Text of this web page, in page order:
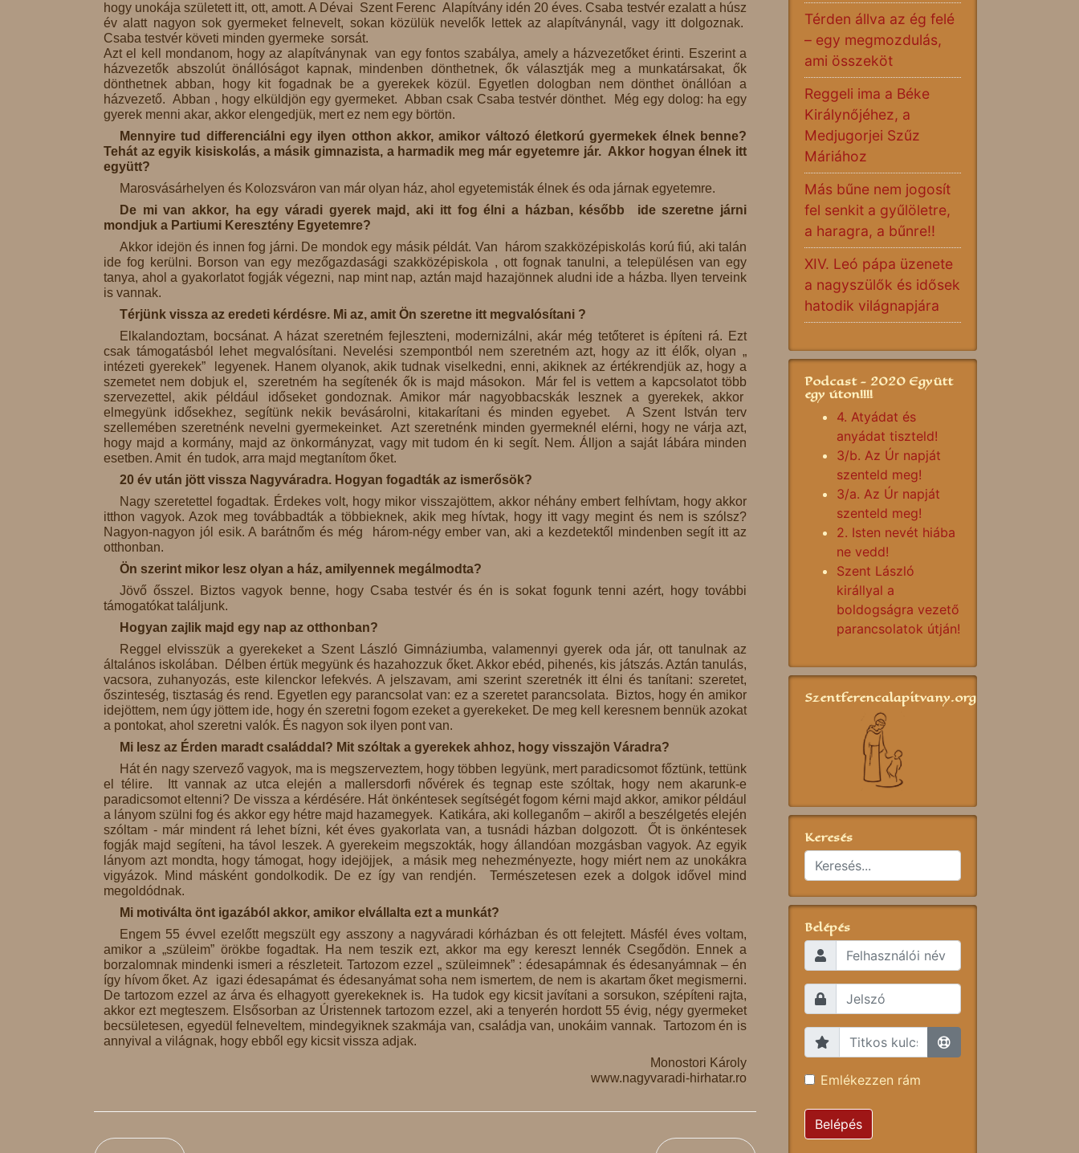
hogy unokája született itt, ott, amott. A Dévai Szent Ferenc Alapítvány idén 20 éves. Csaba testvér ezalatt a húsz
év alatt nagyon sok gyermeket felnevelt, sokan közülük nevelők lettek az alapítványnál, vagy itt dolgoznak.
Csaba testvér követi minden gyermeke sorsát.
Azt el kell mondanom, hogy az alapítványnak van egy fontos szabálya, amely a házvezetőket érinti. Eszerint a
házvezetők abszolút önállóságot kapnak, mindenben dönthetnek, ők választják meg a munkatársakat, ők
dönthetnek abban, hogy kit fogadnak be a gyerekek közül. Egyetlen dologban nem dönthet önállóan a
házvezető. Abban , hogy elküldjön egy gyermeket. Abban csak Csaba testvér dönthet. Még egy dolog: ha egy
gyerek menni akar, akkor elengedjük, mert ez nem egy börtön.
Mennyire tud differenciálni egy ilyen otthon akkor, amikor változó életkorú gyermekek élnek benne?
Tehát az egyik kisiskolás, a másik gimnazista, a harmadik meg már egyetemre jár. Akkor hogyan élnek itt
együtt?
Marosvásárhelyen és Kolozsváron van már olyan ház, ahol egyetemisták élnek és oda járnak egyetemre.
De mi van akkor, ha egy váradi gyerek majd, aki itt fog élni a házban, később ide szeretne járni
mondjuk a Partiumi Keresztény Egyetemre?
Akkor idejön és innen fog járni. De mondok egy másik példát. Van három szakközépiskolás korú fiú, aki talán
ide fog kerülni. Borson van egy mezőgazdasági szakközépiskola , ott fognak tanulni, a településen van egy
tanya, ahol a gyakorlatot fogják végezni, nap mint nap, aztán majd hazajönnek aludni ide a házba. Ilyen terveink
is vannak.
Térjünk vissza az eredeti kérdésre. Mi az, amit Ön szeretne itt megvalósítani ?
Elkalandoztam, bocsánat. A házat szeretném fejleszteni, modernizálni, akár még tetőteret is építeni rá. Ezt
csak támogatásból lehet megvalósítani. Nevelési szempontból nem szeretném azt, hogy az itt élők, olyan „
intézeti gyerekek” legyenek. Hanem olyanok, akik tudnak viselkedni, enni, akiknek az értékrendjük az, hogy a
szemetet nem dobjuk el, szeretném ha segítenék ők is majd másokon. Már fel is vettem a kapcsolatot több
szervezettel, akik például időseket gondoznak. Amikor már nagyobbacskák lesznek a gyerekek, akkor
elmegyünk idősekhez, segítünk nekik bevásárolni, kitakarítani és minden egyebet. A Szent István terv
szellemében szeretnénk nevelni gyermekeinket. Azt szeretnénk minden gyermeknél elérni, hogy ne várja azt,
hogy majd a kormány, majd az önkormányzat, vagy mit tudom én ki segít. Nem. Álljon a saját lábára minden
esetben. Amit én tudok, arra majd megtanítom őket.
20 év után jött vissza Nagyváradra. Hogyan fogadták az ismerősök?
Nagy szeretettel fogadtak. Érdekes volt, hogy mikor visszajöttem, akkor néhány embert felhívtam, hogy akkor
itthon vagyok. Azok meg továbbadták a többieknek, akik meg hívtak, hogy itt vagy megint és nem is szólsz?
Nagyon-nagyon jól esik. A barátnőm és még három-négy ember van, aki a kezdetektől mindenben segít itt az
otthonban.
Ön szerint mikor lesz olyan a ház, amilyennek megálmodta?
Jövő ősszel. Biztos vagyok benne, hogy Csaba testvér és én is sokat fogunk tenni azért, hogy további
támogatókat találjunk.
Hogyan zajlik majd egy nap az otthonban?
Reggel elvisszük a gyerekeket a Szent László Gimnáziumba, valamennyi gyerek oda jár, ott tanulnak az
általános iskolában. Délben értük megyünk és hazahozzuk őket. Akkor ebéd, pihenés, kis játszás. Aztán tanulás,
vacsora, zuhanyozás, este kilenckor lefekvés. A jelszavam, ami szerint szeretnék itt élni és tanítani: szeretet,
őszinteség, tisztaság és rend. Egyetlen egy parancsolat van: ez a szeretet parancsolata. Biztos, hogy én amikor
idejöttem, nem úgy jöttem ide, hogy én szeretni fogom ezeket a gyerekeket. De meg kell keresnem bennük azokat
a pontokat, ahol szeretni valók. És nagyon sok ilyen pont van.
Mi lesz az Érden maradt családdal? Mit szóltak a gyerekek ahhoz, hogy visszajön Váradra?
Hát én nagy szervező vagyok, ma is megszerveztem, hogy többen legyünk, mert paradicsomot főztünk, tettünk
el télire. Itt vannak az utca elején a mallersdorfi nővérek és tegnap este szóltak, hogy nem akarunk-e
paradicsomot eltenni? De vissza a kérdésére. Hát önkéntesek segítségét fogom kérni majd akkor, amikor például
a lányom szülni fog és akkor egy hétre majd hazamegyek. Katikára, aki kolleganőm – akiről a beszélgetés elején
szóltam - már mindent rá lehet bízni, két éves gyakorlata van, a tusnádi házban dolgozott. Őt is önkéntesek
fogják majd segíteni, ha távol leszek. A gyerekeim megszokták, hogy állandóan mozgásban vagyok. Az egyik
lányom azt mondta, hogy támogat, hogy idejöjjek, a másik meg nehezményezte, hogy miért nem az unokákra
vigyázok. Mind másként gondolkodik. De ez így van rendjén. Természetesen ezek a dolgok idővel mind
megoldódnak.
Mi motiválta önt igazából akkor, amikor elvállalta ezt a munkát?
Engem 55 évvel ezelőtt megszült egy asszony a nagyváradi kórházban és ott felejtett. Másfél éves voltam,
amikor a „szüleim” örökbe fogadtak. Ha nem teszik ezt, akkor ma egy kereszt lennék Csegődön. Ennek a
borzalomnak mindenki ismeri a részleteit. Tartozom ezzel „ szüleimnek” : édesapámnak és édesanyámnak – én
így hívom őket. Az igazi édesapámat és édesanyámat soha nem ismertem, de nem is akartam őket megismerni.
De tartozom ezzel az árva és elhagyott gyerekeknek is. Ha tudok egy kicsit javítani a sorsukon, szépíteni rajta,
akkor ezt megteszem. Elsősorban az Úristennek tartozom ezzel, aki a tenyerén hordott 55 évig, négy gyermeket
becsületesen, egyedül felneveltem, mindegyiknek szakmája van, családja van, unokáim vannak. Tartozom én is
annyival a világnak, hogy ebből egy kicsit vissza adjak.
Monostori Károly
www.nagyvaradi-hirhatar.ro
Térden állva az ég felé
– egy megmozdulás,
ami összeköt
Reggeli ima a Béke
Királynőjéhez, a
Medjugorjei Szűz
Máriához
Más bűne nem jogosít
fel senkit a gyűlöletre,
a haragra, a bűnre!!
XIV. Leó pápa üzenete
a nagyszülők és idősek
hatodik világnapjára
Podcast - 2020 Együtt
egy úton!!!!
4. Atyádat és
anyádat tiszteld!
3/b. Az Úr napját
szenteld meg!
3/a. Az Úr napját
szenteld meg!
2. Isten nevét hiába
ne vedd!
Szent László
királlyal a
boldogságra vezető
parancsolatok útján!
Szentferencalapitvany.org
Keresés
Belépés
Emlékezzen rám
Belépés